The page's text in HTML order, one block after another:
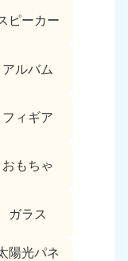
ピーカー
アルバム
フィギア
おもちゃ
ガラス
陽光パネ
年中無休
三重県
5254
年中無休